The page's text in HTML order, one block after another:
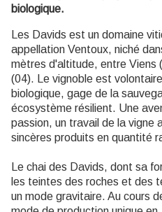
biologique.
Les Davids est un domaine
appellation Ventoux, niché
mètres d'altitude, entre Viens
(04). Le vignoble est
biologique, gage de la
écosystème résilient. Une
passion, un travail de la vigne
sincères produits en quantité
Le chai des Davids, dont sa
les teintes des roches et des
un mode gravitaire. Au cours